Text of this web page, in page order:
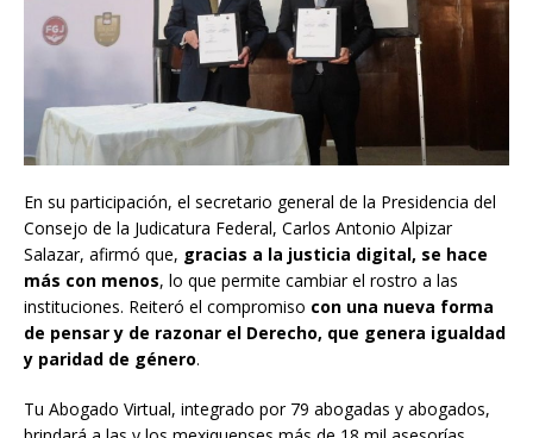
En su participación, el secretario general de la Presidencia del
Consejo de la Judicatura Federal, Carlos Antonio Alpizar
Salazar, afirmó que, gracias a la justicia digital, se hace
más con menos, lo que permite cambiar el rostro a las
instituciones. Reiteró el compromiso con una nueva forma
de pensar y de razonar el Derecho, que genera igualdad
y paridad de género.
Tu Abogado Virtual, integrado por 79 abogadas y abogados,